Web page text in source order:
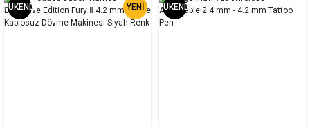
YENİ
TÜKENDİ TÜKENDİ